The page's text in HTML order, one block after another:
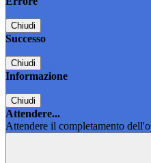
Chiudi
Successo
Chiudi
Informazione
Chiudi
Attendere...
Attendere il completamento